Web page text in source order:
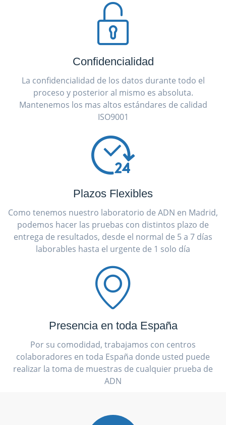
Confidencialidad
La confidencialidad de los datos durante todo el
proceso y posterior al mismo es absoluta.
Mantenemos los mas altos estándares de calidad
ISO9001
Plazos Flexibles
Como tenemos nuestro laboratorio de ADN en Madrid,
podemos hacer las pruebas con distintos plazo de
entrega de resultados, desde el normal de 5 a 7 días
laborables hasta el urgente de 1 solo día
Presencia en toda España
Por su comodidad, trabajamos con centros
colaboradores en toda España donde usted puede
realizar la toma de muestras de cualquier prueba de
ADN